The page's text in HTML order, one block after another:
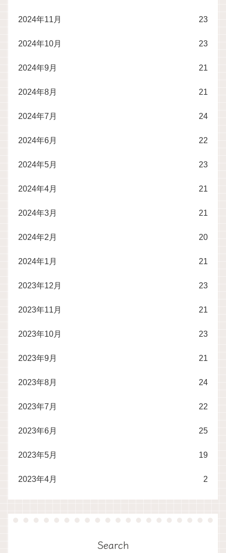
2024年11月 23
2024年10月 23
2024年9月 21
2024年8月 21
2024年7月 24
2024年6月 22
2024年5月 23
2024年4月 21
2024年3月 21
2024年2月 20
2024年1月 21
2023年12月 23
2023年11月 21
2023年10月 23
2023年9月 21
2023年8月 24
2023年7月 22
2023年6月 25
2023年5月 19
2023年4月 2
Search